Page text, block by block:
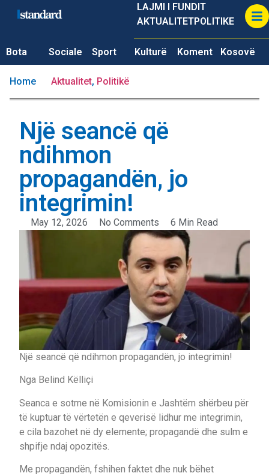
LAJMI I FUNDIT
AKTUALITETPOLITIKE
Bota Sociale Sport Kulturë Koment Kosovë
Home Aktualitet, Politikë
Një seancë që
ndihmon
propagandën, jo
integrimin!
May 12, 2026 No Comments 6 Min Read
Një seancë që ndihmon propagandën, jo integrimin!
Nga Belind Këlliçi
Seanca e sotme në Komisionin e Jashtëm shërbeu për
të kuptuar të vërtetën e qeverisë lidhur me integrimin,
e cila bazohet në dy elemente; propagandë dhe sulm e
shpifje ndaj opozitës.
Me propagandën, fshihen faktet dhe nuk bëhet